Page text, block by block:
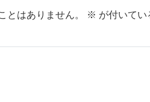
とはありません。 ※ が付いてい